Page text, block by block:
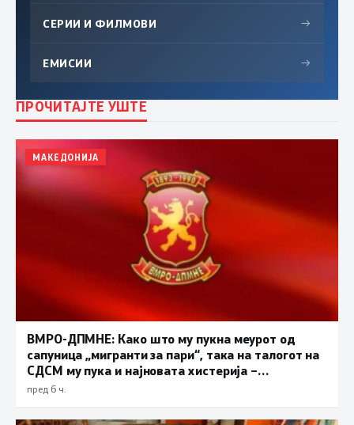
СЕРИИ И ФИЛМОВИ →
ЕМИСИИ →
ПРОЧИТАЈТЕ УШТЕ
МАКЕДОНИЈА
ВМРО-ДПМНЕ: Како што му пукна меурот од
сапуница „мигранти за пари“, така на талогот на
СДСМ му пука и најновата хистерија –
прифаќање на француски предлог
пред 6 ч.